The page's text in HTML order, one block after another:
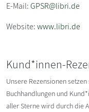
E-Mail:GPSR@libri.de
Website:www.libri.de
Kund*innen-
Unsere Rezensionen
Buchhandlungen und
aller Sterne wird durch die